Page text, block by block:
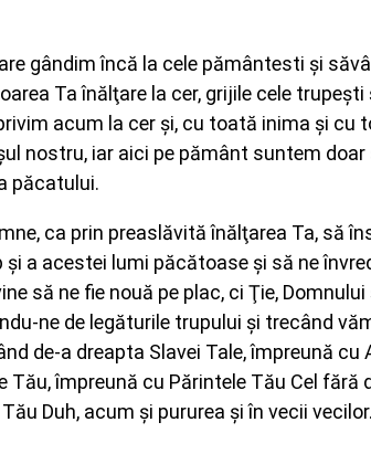
gândim încă la cele pământesti şi
Ta înălţare la cer, grijile cele trupeşti
acum la cer şi, cu toată inima şi cu
nostru, iar aici pe pământ suntem
păcatului.
ca prin preaslăvită înălţarea Ta, să
a acestei lumi păcătoase şi să ne
să ne fie nouă pe plac, ci Ţie,
ne de legăturile trupului şi trecând
de-a dreapta Slavei Tale, împreună cu
împreună cu Părintele Tău Cel fără
Duh, acum şi pururea şi în vecii